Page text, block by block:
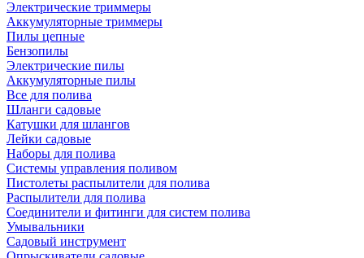
Электрические триммеры
Аккумуляторные триммеры
Пилы цепные
Бензопилы
Электрические пилы
Аккумуляторные пилы
Все для полива
Шланги садовые
Катушки для шлангов
Лейки садовые
Наборы для полива
Системы управления поливом
Пистолеты распылители для полива
Распылители для полива
Соединители и фитинги для систем полива
Умывальники
Садовый инструмент